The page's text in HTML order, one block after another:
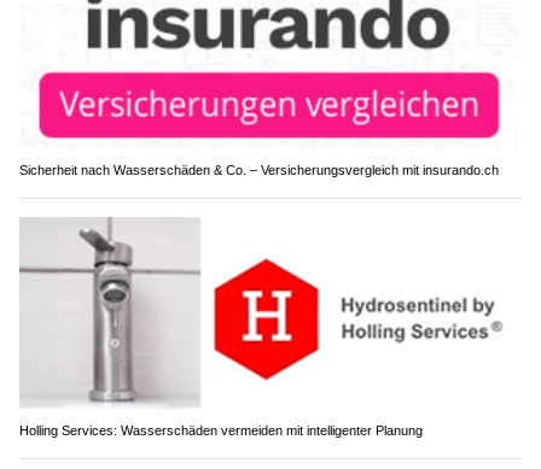
Sicherheit nach Wasserschäden & Co. – Versicherungsvergleich mit insurando.ch
Holling Services: Wasserschäden vermeiden mit intelligenter Planung